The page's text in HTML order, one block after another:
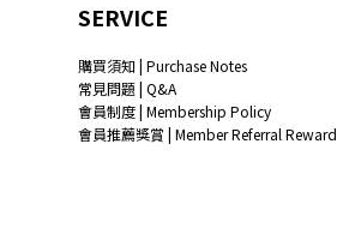
SERVICE
購買須知 | Purchase Notes
常見問題 | Q&A
會員制度 | Membership Policy
會員推薦獎賞 | Member Referral Reward